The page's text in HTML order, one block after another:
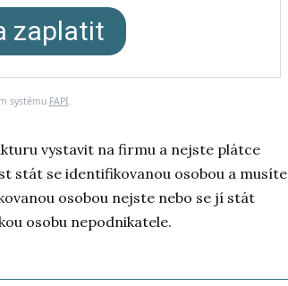
zaplatit
systému FAPI.
vystavit na firmu a nejste plátce
stát se identifikovanou osobou a musíte
osobou nejste nebo se jí stát
osobu nepodnikatele.